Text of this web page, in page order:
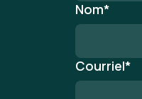
Nom*
Courriel*